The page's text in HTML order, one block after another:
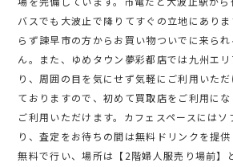
バスでも大波止で降りてすぐの立地にあり
らず諫早市の方からお買い物ついでに来ら
ん。また、ゆめタウン夢彩都店では九州エ
り、周囲の目を気にせず気軽にご利用いた
ておりますので、初めて買取店をご利用に
ご利用いただけます。カフェスペースには
り、査定をお待ちの間は無料ドリンクを提
無料で行い、場所は【2階婦人服売り場前】